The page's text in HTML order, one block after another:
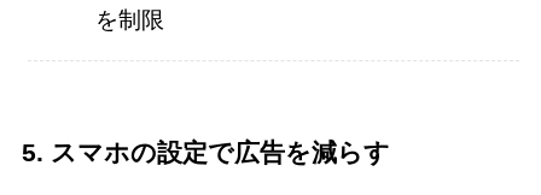
を制限
5. スマホの設定で広告を減らす